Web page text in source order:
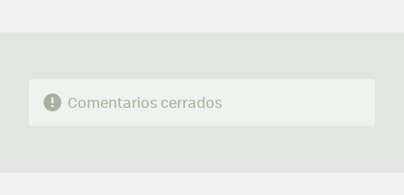
Comentarios cerrados